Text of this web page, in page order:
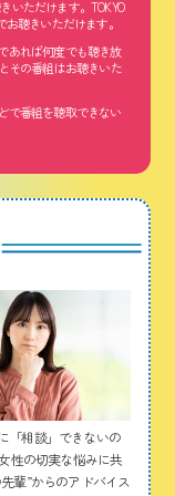
いただけます。TOKYO
聴きいただけます。
あれば何度でも聴き放
その番組はお聴きいた
で番組を聴取できない
「相談」できないの
性の切実な悩みに共
輩”からのアドバイス